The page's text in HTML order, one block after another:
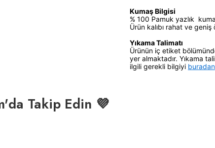
Kumaş Bilgisi
% 100 Pamuk yazlık
Ürün kalıbı rahat ve
Yıkama Talimatı
Ürünün iç etiket
yer almaktadır. Yıkama
ilgili gerekli bilgiyi buradan
Takip Edin 💜